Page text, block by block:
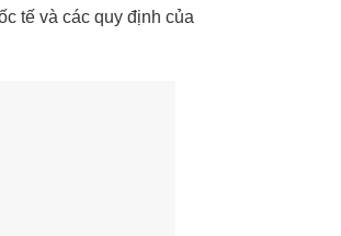
tế và các quy định của